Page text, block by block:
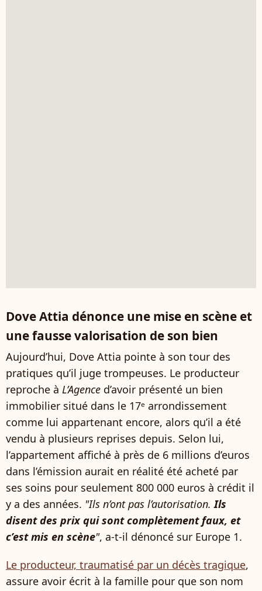
Dove Attia dénonce une mise en scène et
une fausse valorisation de son bien
Aujourd’hui, Dove Attia pointe à son tour des
pratiques qu’il juge trompeuses. Le producteur
reproche à L’Agence d’avoir présenté un bien
immobilier situé dans le 17ᵉ arrondissement
comme lui appartenant encore, alors qu’il a été
vendu à plusieurs reprises depuis. Selon lui,
l’appartement affiché à près de 6 millions d’euros
dans l’émission aurait en réalité été acheté par
ses soins pour seulement 800 000 euros à crédit il
y a des années. "Ils n’ont pas l’autorisation. Ils
disent des prix qui sont complètement faux, et
c’est mis en scène", a-t-il dénoncé sur Europe 1.
Le producteur, traumatisé par un décès tragique,
assure avoir écrit à la famille pour que son nom